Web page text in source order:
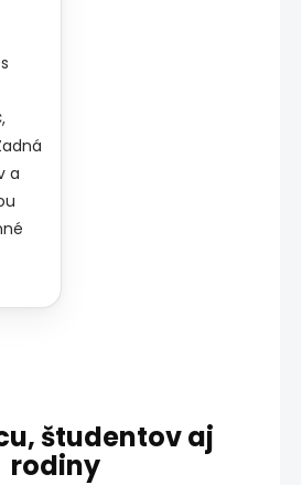
,
a
študentov aj
rodiny